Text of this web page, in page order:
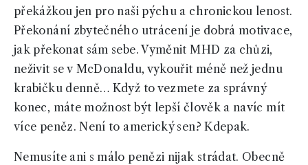
překážkou jen pro naši pýchu a chronickou lenost.
Překonání zbytečného utrácení je dobrá motivace,
jak překonat sám sebe. Vyměnit MHD za chůzi,
neživit se v McDonaldu, vykouřit méně než jednu
krabičku denně… Když to vezmete za správný
konec, máte možnost být lepší člověk a navíc mít
více peněz. Není to americký sen? Kdepak.
Nemusíte ani s málo penězi nijak strádat. Obecně